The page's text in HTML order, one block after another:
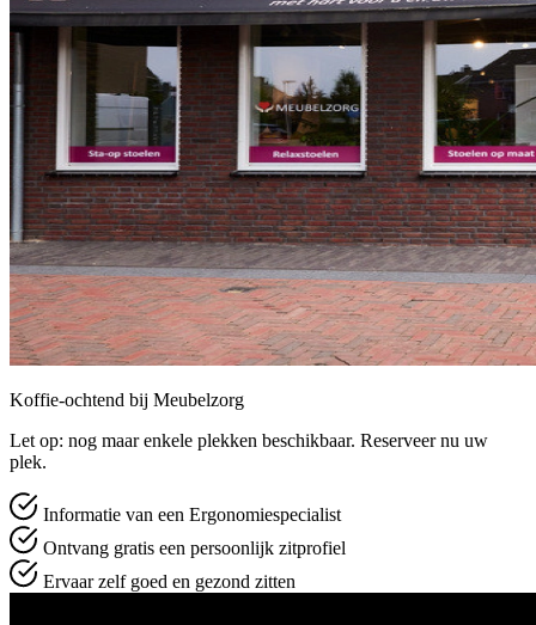
Koffie-ochtend bij Meubelzorg
Let op: nog maar enkele plekken beschikbaar. Reserveer nu uw
plek.
Informatie van een Ergonomiespecialist
Ontvang gratis een persoonlijk zitprofiel
Ervaar zelf goed en gezond zitten